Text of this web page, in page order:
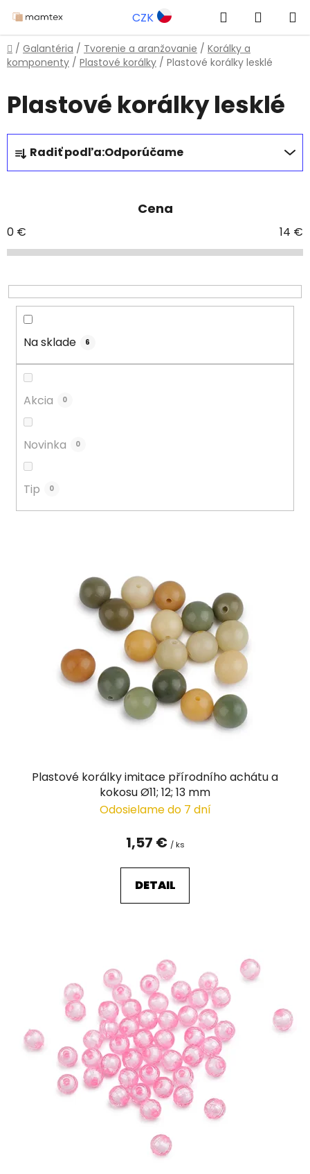
na
obsah
CZK Hľadať
KOŠÍK
Domov
/ Galantéria / Tvorenie a aranžovanie / Korálky a
komponenty / Plastové korálky / Plastové korálky lesklé
Plastové korálky lesklé
R
a
d
i
e
r
o
Radiť podľa:Odporúčame
Cena
0 € 14 €
Na sklade 6
Akcia 0
Novinka 0
Tip 0
Plastové korálky imitace přírodního achátu a
kokosu Ø11; 12; 13 mm
Odosielame do 7 dní
1,57 € / ks
DETAIL